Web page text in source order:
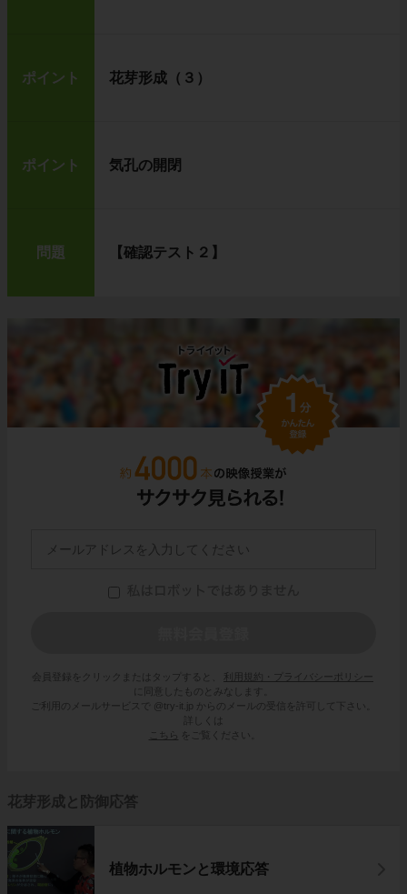
ポイント 花芽形成（３）
ポイント 気孔の開閉
問題 【確認テスト２】
会員登録をクリックまたはタップすると、
利用規約・プライバシーポリシー
に同意したものとみなします。
ご利用のメールサービスで @try-it.jp からのメールの受信を許可して下さい。
詳しくは
こちら
をご覧ください。
花芽形成と防御応答
植物ホルモンと環境応答